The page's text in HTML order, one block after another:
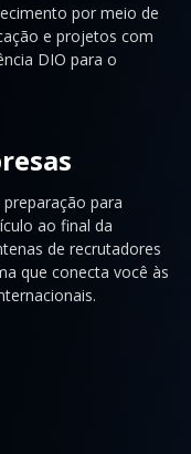
por meio de
e projetos com
DIO para o
para
ao final da
de recrutadores
que conecta você às